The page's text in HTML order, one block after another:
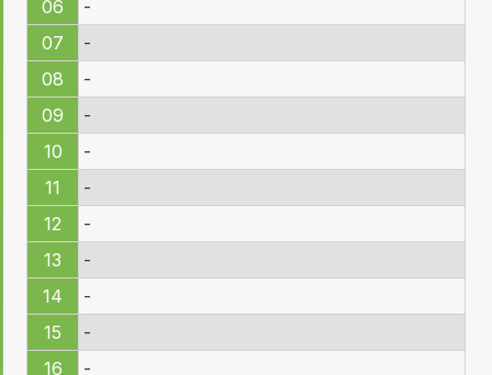
06
-
07
-
08
-
09
-
10
-
11
-
12
-
13
-
14
-
15
-
16
-